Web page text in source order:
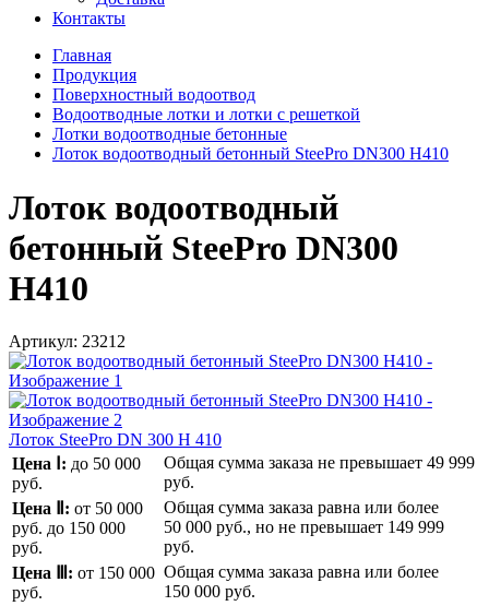
Контакты
Главная
Продукция
Поверхностный водоотвод
Водоотводные лотки и лотки с решеткой
Лотки водоотводные бетонные
Лоток водоотводный бетонный SteePro DN300 H410
Лоток водоотводный
бетонный SteePro DN300
H410
Артикул: 23212
Лоток SteePro DN 300 H 410
Цена Ⅰ: до 50 000
руб.
Общая сумма заказа не превышает 49 999
руб.
Цена Ⅱ: от 50 000
руб. до 150 000
руб.
Общая сумма заказа равна или более
50 000 руб., но не превышает 149 999
руб.
Цена Ⅲ: от 150 000
руб.
Общая сумма заказа равна или более
150 000 руб.